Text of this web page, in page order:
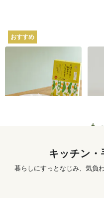
おすすめ
坂ノ途中オリジナル
2種の大豆と白みその
スパイスカレー 180g
620円〜
ら
も
キッチン
暮らしにすっとなじみ、気負